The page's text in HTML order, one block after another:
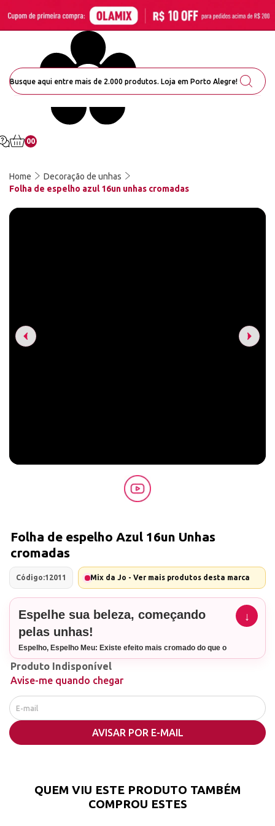
00
Home
Decoração de unhas
Folha de espelho azul 16un unhas cromadas
Folha de espelho Azul 16un Unhas
cromadas
Código:12011 Mix da Jo - Ver mais produtos desta marca
Espelhe sua beleza, começando
pelas unhas!
Espelho, Espelho Meu: Existe efeito mais cromado do que o
Meu?! Nãooo! As folhas de espelho são o melhor efeito
cromado para unhas.
Finalmente, o Efeito Cromado Espelhado que Você Sempre
Não procure mais; o nosso produto é o que você sempre
espelho do Mix da Jo é o único produto no mercado que
garante um acabamento cromado REAL!
Resultado: Efeito cromado espelhado perfeito
Quantidade: 16 folhas de 2 x 4 cm cada
Produto Indisponível
Avise-me quando chegar
AVISAR POR E-MAIL
QUEM VIU ESTE PRODUTO TAMBÉM
COMPROU ESTES